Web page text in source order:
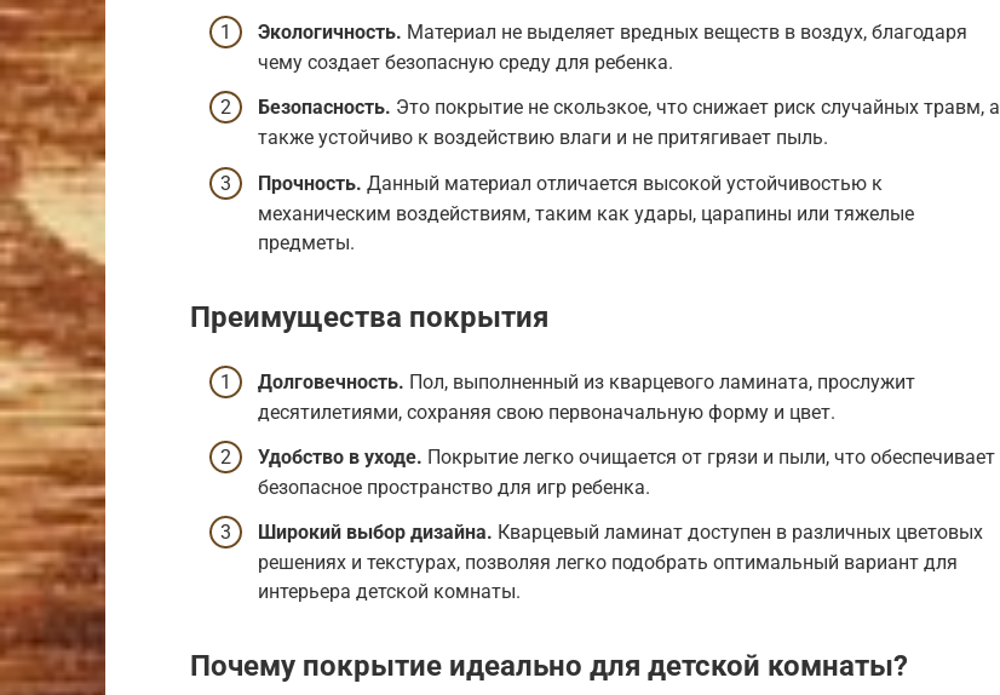
Экологичность. Материал не выделяет вредных веществ в воздух, благодаря
чему создает безопасную среду для ребенка.
Безопасность. Это покрытие не скользкое, что снижает риск случайных травм, а
также устойчиво к воздействию влаги и не притягивает пыль.
Прочность. Данный материал отличается высокой устойчивостью к
механическим воздействиям, таким как удары, царапины или тяжелые
предметы.
Преимущества покрытия
Долговечность. Пол, выполненный из кварцевого ламината, прослужит
десятилетиями, сохраняя свою первоначальную форму и цвет.
Удобство в уходе. Покрытие легко очищается от грязи и пыли, что обеспечивает
безопасное пространство для игр ребенка.
Широкий выбор дизайна. Кварцевый ламинат доступен в различных цветовых
решениях и текстурах, позволяя легко подобрать оптимальный вариант для
интерьера детской комнаты.
Почему покрытие идеально для детской комнаты?